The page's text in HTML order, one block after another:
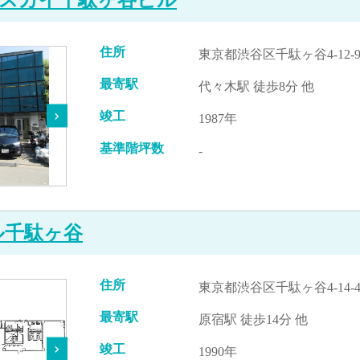
住所 東京都渋谷区千駄ヶ谷4-12-9
最寄駅 代々木駅 徒歩8分 他
竣工 1987年
基準階坪数 -
駄ヶ谷
住所 東京都渋谷区千駄ヶ谷4-14-4
最寄駅 原宿駅 徒歩14分 他
竣工 1990年